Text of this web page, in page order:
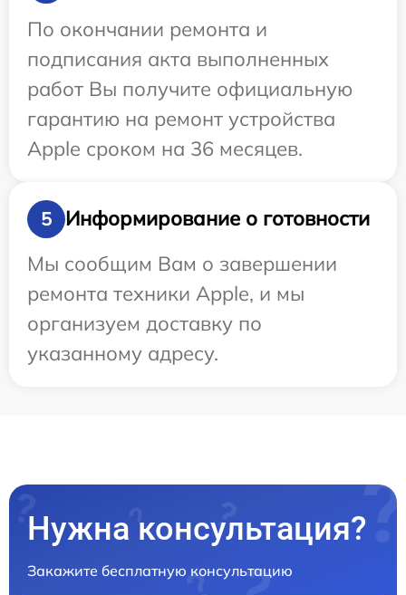
По окончании ремонта и
подписания акта выполненных
работ Вы получите официальную
гарантию на ремонт устройства
Apple сроком на 36 месяцев.
5
Информирование о готовности
Мы сообщим Вам о завершении
ремонта техники Apple, и мы
организуем доставку по
указанному адресу.
Нужна консультация?
Закажите бесплатную консультацию